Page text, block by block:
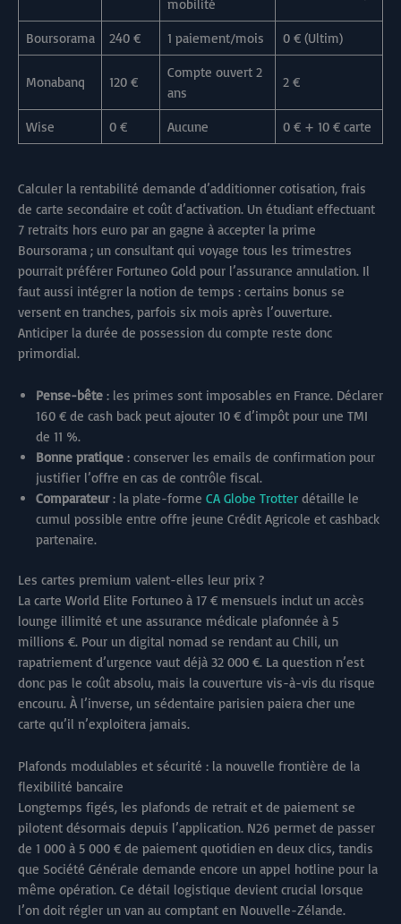
mobilité
Boursorama 240 € 1 paiement/mois 0 € (Ultim)
Monabanq 120 €
Compte ouvert 2
ans
2 €
Wise 0 € Aucune 0 € + 10 € carte
Calculer la rentabilité demande d’additionner cotisation, frais
de carte secondaire et coût d’activation. Un étudiant effectuant
7 retraits hors euro par an gagne à accepter la prime
Boursorama ; un consultant qui voyage tous les trimestres
pourrait préférer Fortuneo Gold pour l’assurance annulation. Il
faut aussi intégrer la notion de temps : certains bonus se
versent en tranches, parfois six mois après l’ouverture.
Anticiper la durée de possession du compte reste donc
primordial.
Pense-bête : les primes sont imposables en France. Déclarer
160 € de cash back peut ajouter 10 € d’impôt pour une TMI
de 11 %.
Bonne pratique : conserver les emails de confirmation pour
justifier l’offre en cas de contrôle fiscal.
Comparateur: la plate-forme CA Globe Trotter détaille le
cumul possible entre offre jeune Crédit Agricole et cashback
partenaire.
Les cartes premium valent-elles leur prix ?
La carte World Elite Fortuneo à 17 € mensuels inclut un accès
lounge illimité et une assurance médicale plafonnée à 5
millions €. Pour un digital nomad se rendant au Chili, un
rapatriement d’urgence vaut déjà 32 000 €. La question n’est
donc pas le coût absolu, mais la couverture vis-à-vis du risque
encouru. À l’inverse, un sédentaire parisien paiera cher une
carte qu’il n’exploitera jamais.
Plafonds modulables et sécurité : la nouvelle frontière de la
flexibilité bancaire
Longtemps figés, les plafonds de retrait et de paiement se
pilotent désormais depuis l’application. N26 permet de passer
de 1 000 à 5 000 € de paiement quotidien en deux clics, tandis
que Société Générale demande encore un appel hotline pour la
même opération. Ce détail logistique devient crucial lorsque
l’on doit régler un van au comptant en Nouvelle-Zélande.